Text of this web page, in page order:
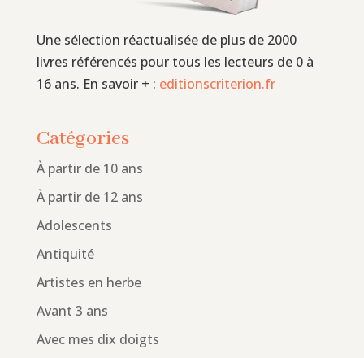
Une sélection réactualisée de plus de 2000
livres référencés pour tous les lecteurs de 0 à
16 ans. En savoir + : editionscriterion.fr
Catégories
À partir de 10 ans
À partir de 12 ans
Adolescents
Antiquité
Artistes en herbe
Avant 3 ans
Avec mes dix doigts